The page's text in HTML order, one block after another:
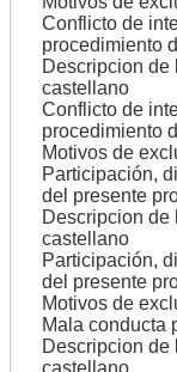
Conflicto de
procedimiento
Descripcion de
castellano
Conflicto de
procedimiento
Motivos de
Participación,
del presente
Descripcion de
castellano
Participación,
del presente
Motivos de
Mala conducta
Descripcion de
castellano